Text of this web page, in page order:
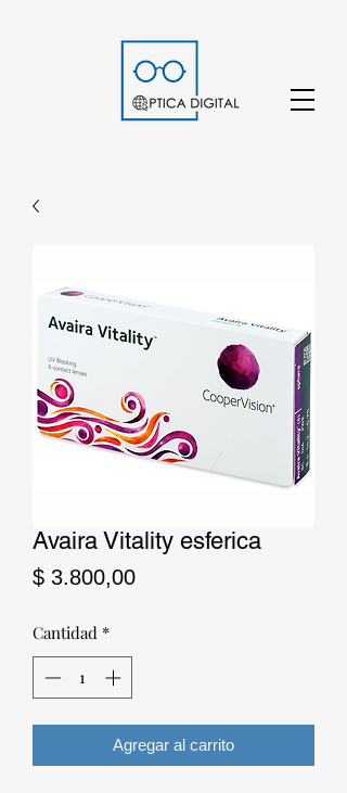
Avaira Vitality esferica
$ 3.800,00Precio
Cantidad *
Agregar al carrito